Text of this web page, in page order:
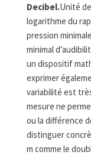
Decibel.Unité
logarithme du
pression
minimal
un dispositif
exprimer
variabilité est
mesure ne
ou la différence
distinguer
m comme le